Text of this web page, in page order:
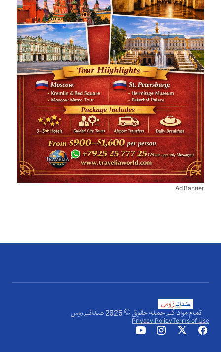
Ad Banner
تمام مواد کے جملہ حقوق © 2025 صدائے روس
Terms of Use
Privacy Policy